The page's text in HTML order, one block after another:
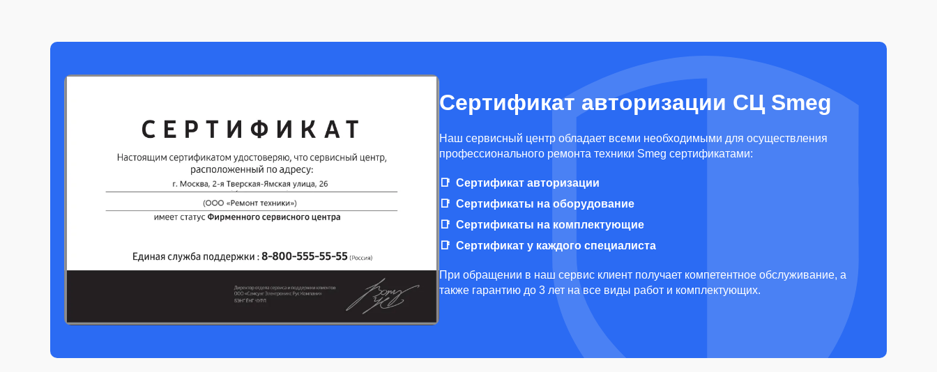
Сертификат авторизации СЦ Smeg
Наш сервисный центр обладает всеми необходимыми для осуществления
профессионального ремонта техники Smeg сертификатами:
Сертификат авторизации
Сертификаты на оборудование
Сертификаты на комплектующие
Сертификат у каждого специалиста
При обращении в наш сервис клиент получает компетентное обслуживание, а
также гарантию до 3 лет на все виды работ и комплектующих.